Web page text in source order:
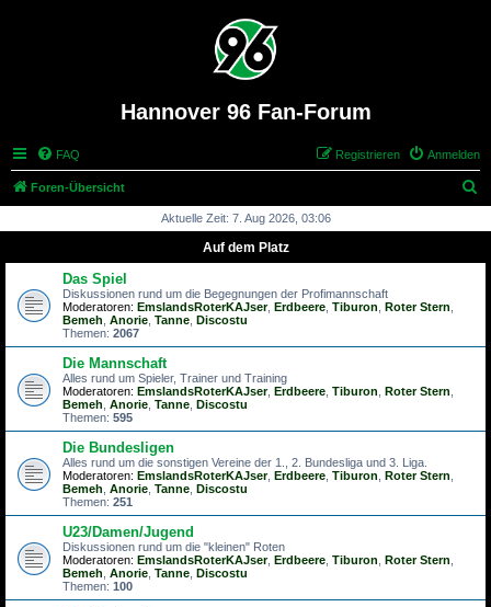
Hannover 96 Fan-Forum
FAQ Anmelden
Registrieren
Foren-Übersicht
h
Aktuelle Zeit: 7. Aug 2026, 03:06
Auf dem Platz
Das Spiel
Diskussionen rund um die Begegnungen der Profimannschaft
Moderatoren: EmslandsRoterKAJser, Erdbeere Tiburon Roter Stern
Bemeh Anorie Tanne Discostu
Themen: 2067
Die Mannschaft
Alles rund um Spieler, Trainer und Training
Moderatoren: EmslandsRoterKAJser, Erdbeere Tiburon Roter Stern
Bemeh Anorie Tanne Discostu
Themen: 595
Die Bundesligen
Alles rund um die sonstigen Vereine der 1., 2. Bundesliga und 3. Liga.
Moderatoren: EmslandsRoterKAJser, Erdbeere Tiburon Roter Stern
Bemeh Anorie Tanne Discostu
Themen: 251
U23/Damen/Jugend
Diskussionen rund um die "kleinen" Roten
Moderatoren: EmslandsRoterKAJser, Erdbeere Tiburon Roter Stern
Bemeh Anorie Tanne Discostu
Themen: 100